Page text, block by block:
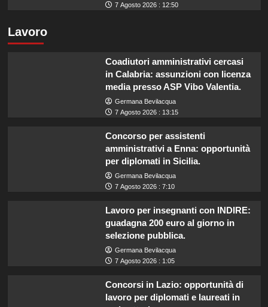
7 Agosto 2026 : 12:50
Lavoro
Coadiutori amministrativi cercasi
in Calabria: assunzioni con licenza
media presso ASP Vibo Valentia.
Germana Bevilacqua
7 Agosto 2026 : 13:15
Concorso per assistenti
amministrativi a Enna: opportunità
per diplomati in Sicilia.
Germana Bevilacqua
7 Agosto 2026 : 7:10
Lavoro per insegnanti con INDIRE:
guadagna 200 euro al giorno in
selezione pubblica.
Germana Bevilacqua
7 Agosto 2026 : 1:05
Concorsi in Lazio: opportunità di
lavoro per diplomati e laureati in